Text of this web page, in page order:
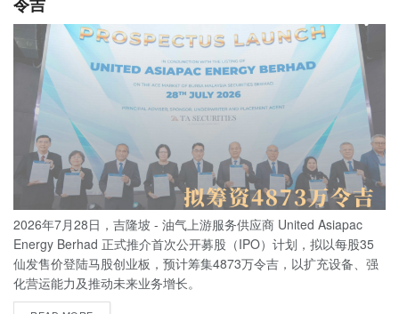
2026年7月28日，吉隆坡 - 油气上游服务供应商 United Asiapac
Energy Berhad 正式推介首次公开募股（IPO）计划，拟以每股35
仙发售价登陆马股创业板，预计筹集4873万令吉，以扩充设备、强
化营运能力及推动未来业务增长。